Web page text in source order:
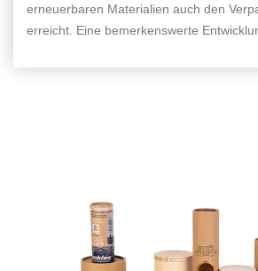
erneuerbaren Materialien auch den
erreicht. Eine bemerkenswerte